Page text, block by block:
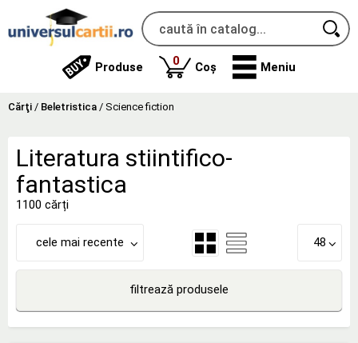
Produse 0produse
Coș Meniu
Cărţi / Beletristica / Science fiction
Literatura stiintifico-
fantastica
1100 cărți
cele mai recente 48
filtrează produsele